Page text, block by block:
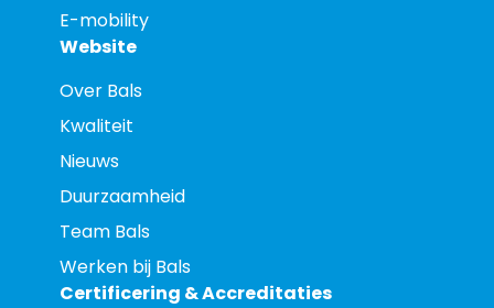
E-mobility
Website
Over Bals
Kwaliteit
Nieuws
Duurzaamheid
Team Bals
Werken bij Bals
Certificering & Accreditaties